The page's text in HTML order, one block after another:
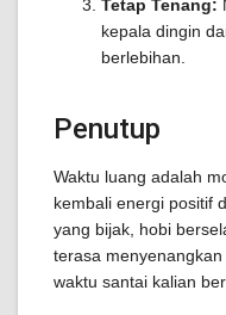
Tetap Tenang:
kepala dingin
berlebihan.
Penutup
Waktu luang adalah
kembali energi positif
yang bijak, hobi
terasa
waktu santai kalian